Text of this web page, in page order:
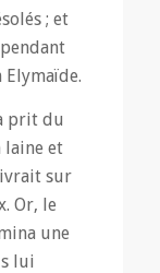
; et
Elymaïde.
prit du
laine et
sur
Or, le
une
lui